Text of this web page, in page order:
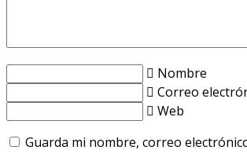
Nombre
Correo
Web
Guarda mi nombre, correo